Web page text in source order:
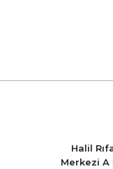
Halil
Merkezi A